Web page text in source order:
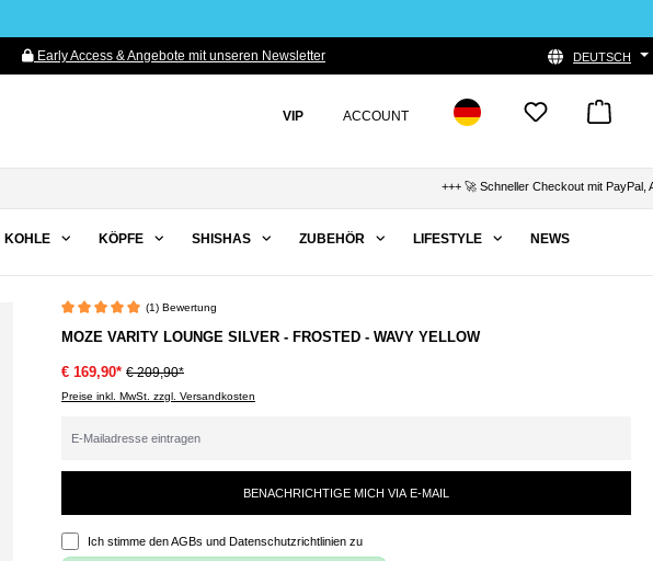
Early Access & Angebote mit unseren Newsletter DEUTSCH
VIP ACCOUNT
+++ 🚀 Schneller Checkout mit PayPal, Apple
KOHLE KÖPFE SHISHAS ZUBEHÖR LIFESTYLE NEWS
(1) Bewertung
MOZE VARITY LOUNGE SILVER - FROSTED - WAVY YELLOW
€ 169,90* € 209,90*
Preise inkl. MwSt. zzgl. Versandkosten
BENACHRICHTIGE MICH VIA E-MAIL
Ich stimme denAGBs und Datenschutzrichtlinien zu